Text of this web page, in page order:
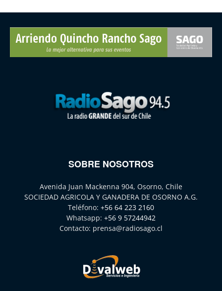
SOBRE NOSOTROS
Avenida Juan Mackenna 904, Osorno, Chile
SOCIEDAD AGRICOLA Y GANADERA DE OSORNO A.G.
Teléfono: +56 64 223 2160
Whatsapp: +56 9 57244942
Contacto: prensa@radiosago.cl